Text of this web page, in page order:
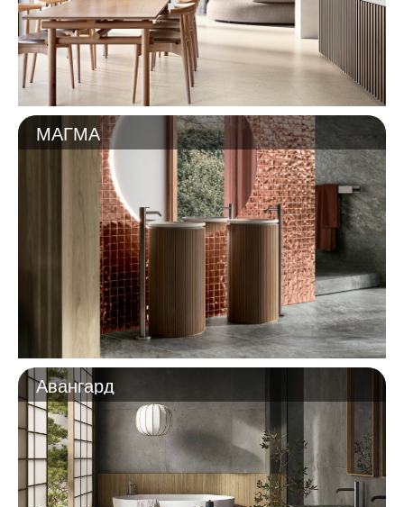
МАГМА
Авангард